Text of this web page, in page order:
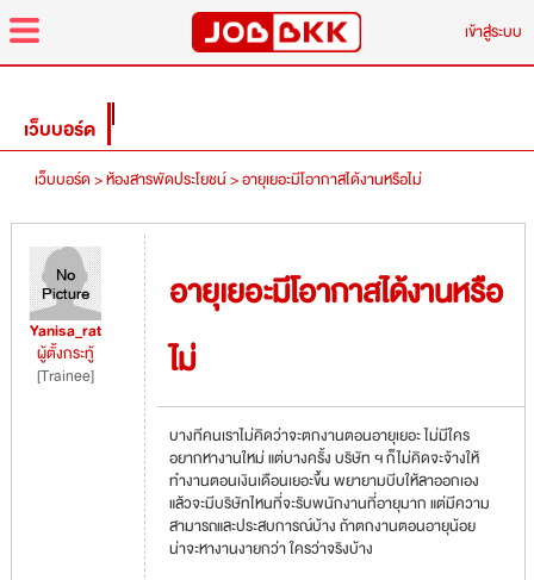
menu
เข้าสู่ระบบ
เว็บบอร์ด
เว็บบอร์ด >ห้องสารพัดประโยชน์ >อายุเยอะมีโอากาสได้งานหรือไม่
Yanisa_rat
ผู้ตั้งกระทู้
[Trainee]
อายุเยอะมีโอากาสได้งานหรือ
ไม่
บางทีคนเราไม่คิดว่าจะตกงานตอนอายุเยอะ ไม่มีใคร
อยากหางานใหม่ แต่บางครั้ง บริษัท ฯ ก็ไม่คิดจะจ้างให้
ทำงานตอนเงินเดือนเยอะขึ้น พยายามบีบให้ลาออกเอง
แล้วจะมีบริษัทไหนที่จะรับพนักงานที่อายุมาก แต่มีความ
สามารถและประสบการณ์บ้าง ถ้าตกงานตอนอายุน้อย
น่าจะหางานงายกว่า ใครว่าจริงบ้าง